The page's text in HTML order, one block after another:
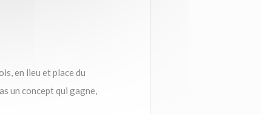
en lieu et place du
un concept qui gagne,